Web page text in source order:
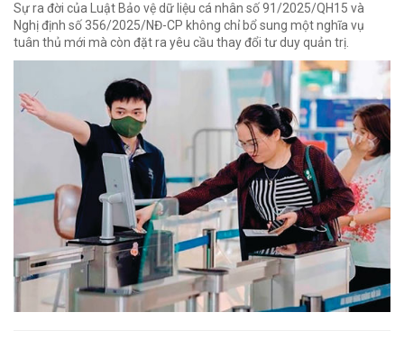
Sự ra đời của Luật Bảo vệ dữ liệu cá nhân số 91/2025/QH15 và
Nghị định số 356/2025/NĐ-CP không chỉ bổ sung một nghĩa vụ
tuân thủ mới mà còn đặt ra yêu cầu thay đổi tư duy quản trị.